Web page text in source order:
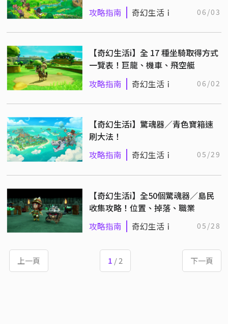
攻略指南 奇幻生活ｉ 06/03
【奇幻生活i】全 17 種坐騎取得方式
一覽表！巨龍、機車、飛空艇
攻略指南 奇幻生活ｉ 06/02
【奇幻生活i】驚魂器／青色寶箱速
刷大法！
攻略指南 奇幻生活ｉ 05/29
【奇幻生活i】全50個驚魂器／島民
收集攻略！位置、掉落、職業
攻略指南 奇幻生活ｉ 05/28
上一頁 1 / 2 下一頁